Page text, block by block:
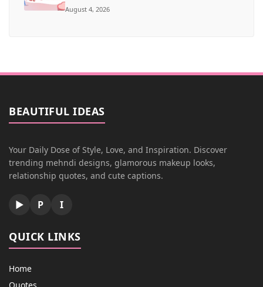
August 4, 2026
BEAUTIFUL IDEAS
Your Daily Dose of Style, Love, and Inspiration. Discover
trending mehndi designs, glamorous makeup looks,
relationship quotes, and cute captions.
▶ P I
QUICK LINKS
Home